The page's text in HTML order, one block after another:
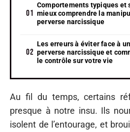
Comportements typiques et
mieux comprendre la
perverse narcissique
Les erreurs à éviter face à
perverse narcissique et
le contrôle sur votre vie
Au fil du temps, certains
presque à notre insu. Ils
isolent de l’entourage, et